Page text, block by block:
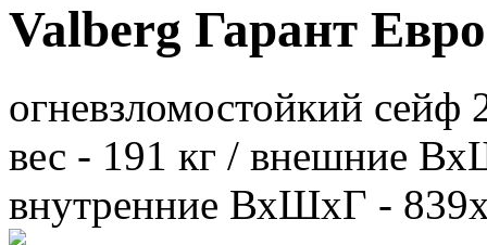
Valberg Гарант
огневзломостойкий сейф
вес - 191 кг / внешние
внутренние ВхШхГ -